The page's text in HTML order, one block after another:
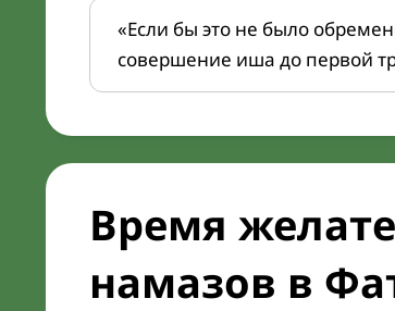
«Если бы это не было
совершение иша до первой
Время
намазов в